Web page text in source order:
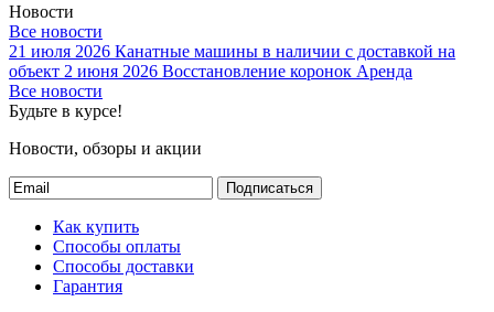
Новости
Все новости
21 июля 2026 Канатные машины в наличии с доставкой на
объект 2 июня 2026 Восстановление коронок Аренда
Все новости
Будьте в курсе!
Новости, обзоры и акции
Подписаться
Как купить
Способы оплаты
Способы доставки
Гарантия